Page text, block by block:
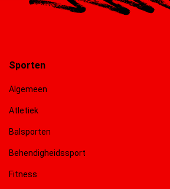
Sporten
Algemeen
Atletiek
Balsporten
Behendigheidssport
Fitness